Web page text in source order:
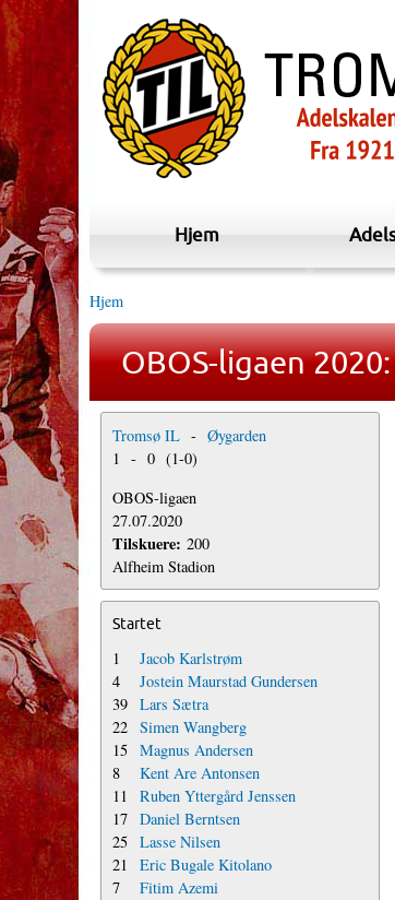
Hjem
Hjem
OBOS-ligaen
Tromsø IL - Øygarden
1 - 0 (1-0)
OBOS-ligaen
27.07.2020
Tilskuere: 200
Alfheim Stadion
Startet
1
Jacob Karlstrøm
4
Jostein Maurstad Gundersen
39 Lars Sætra
22 Simen Wangberg
15 Magnus Andersen
8
Kent Are Antonsen
11
Ruben Yttergård Jenssen
17 Daniel Berntsen
25 Lasse Nilsen
21
Eric Bugale Kitolano
7
Fitim Azemi